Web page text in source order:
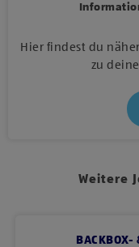
Hier findest du
zu
Weitere